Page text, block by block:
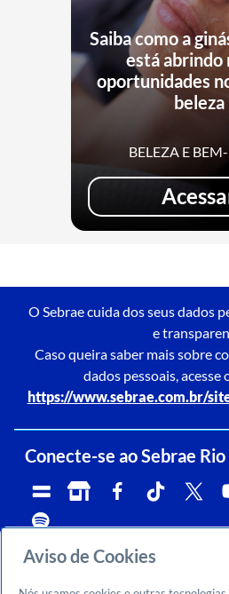
Saiba como a
está abrindo
oportunidades
beleza
BELEZA E
O Sebrae cuida dos seus dados
e
Caso queira saber mais sobre
dados pessoais, acesse
https://www.sebrae.com.br/
Conecte-se ao Sebrae Rio
Telefone:
0800 570 0800
Whatsapp e Telegram:
(21)96576-7825
Ouvidoria: CNPJ:
Aviso de Cookies